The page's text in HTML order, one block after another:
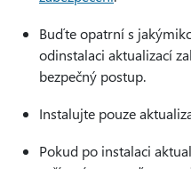
Buďte opatrní s
odinstalaci aktualizací
bezpečný postup.
Instalujte pouze
Pokud po instalaci